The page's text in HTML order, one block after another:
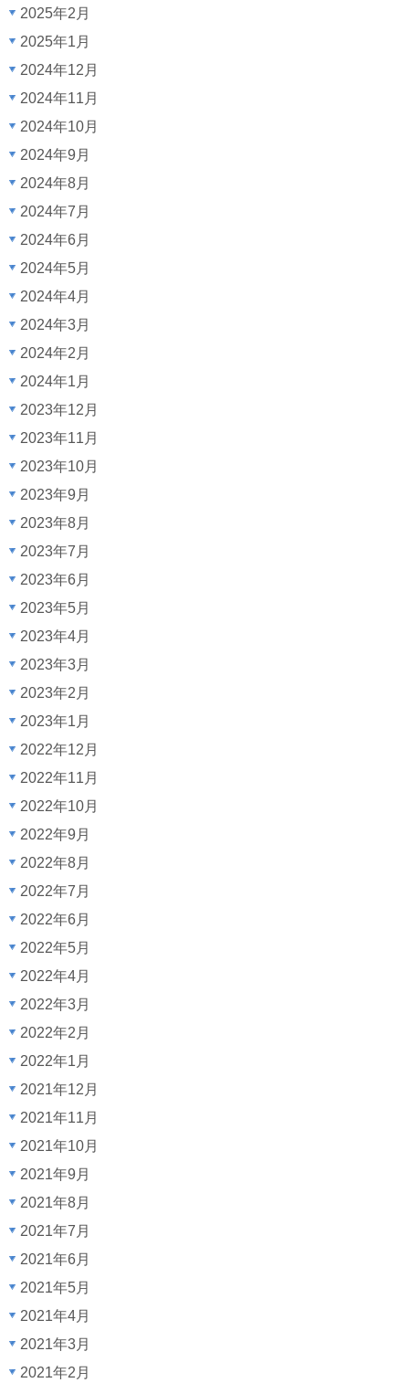
2025年2月
2025年1月
2024年12月
2024年11月
2024年10月
2024年9月
2024年8月
2024年7月
2024年6月
2024年5月
2024年4月
2024年3月
2024年2月
2024年1月
2023年12月
2023年11月
2023年10月
2023年9月
2023年8月
2023年7月
2023年6月
2023年5月
2023年4月
2023年3月
2023年2月
2023年1月
2022年12月
2022年11月
2022年10月
2022年9月
2022年8月
2022年7月
2022年6月
2022年5月
2022年4月
2022年3月
2022年2月
2022年1月
2021年12月
2021年11月
2021年10月
2021年9月
2021年8月
2021年7月
2021年6月
2021年5月
2021年4月
2021年3月
2021年2月